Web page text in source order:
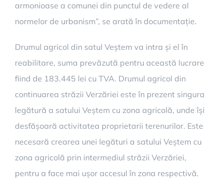
armonioase a comunei din punctul de vedere al
normelor de urbanism”, se arată în documentație.
Drumul agricol din satul Veștem va intra și el în
reabilitare, suma prevăzută pentru această lucrare
fiind de 183.445 lei cu TVA. Drumul agricol din
continuarea străzii Verzăriei este în prezent singura
legătură a satului Veștem cu zona agricolă, unde își
desfășoară activitatea proprietarii terenurilor. Este
necesară crearea unei legături a satului Veștem cu
zona agricolă prin intermediul străzii Verzăriei,
pentru a face mai ușor accesul în zona respectivă.